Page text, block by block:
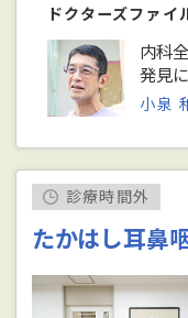
ドクターズファイ
内科
発見
小泉
診療時間外
たかはし耳鼻